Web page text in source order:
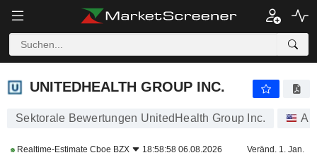
UNITEDHEALTH GROUP INC.
UNITEDHEALTH GROUP INC.
Sektorale Bewertungen UnitedHealth Group Inc.
Realtime-Estimate Cboe BZX 18:58:58 06.08.2026 Veränd. 1. Jan.